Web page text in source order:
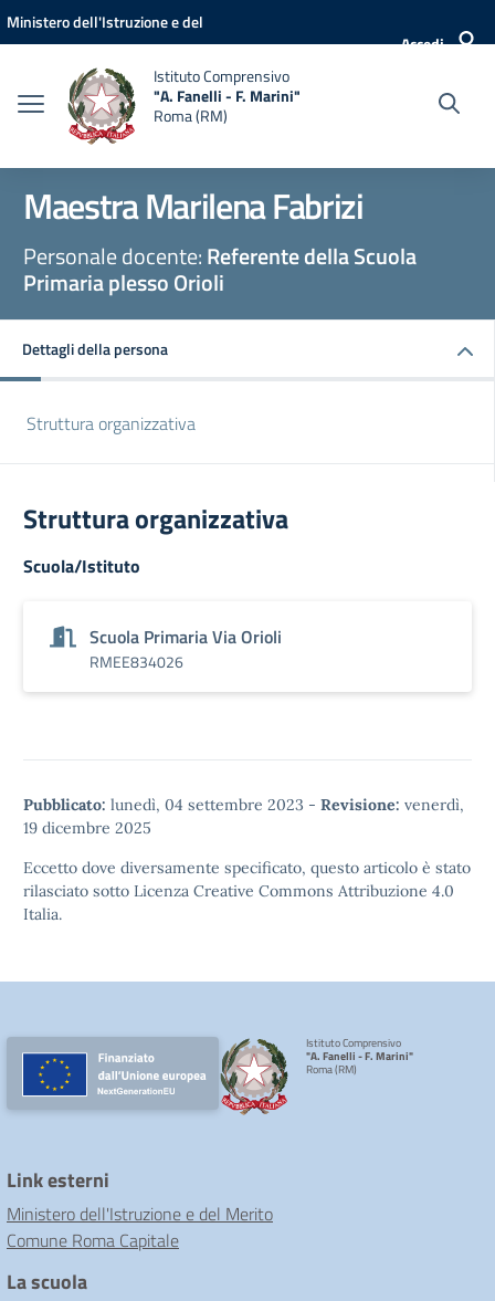
Vai ai contenuti
Vai al menu di navigazione
Vai al footer
Ministero dell'Istruzione e del
Accedi
Istituto Comprensivo
"A. Fanelli - F. Marini"
Roma (RM)
Maestra Marilena Fabrizi
Personale docente:Referente della Scuola
Primaria plesso Orioli
Dettagli della persona
Struttura organizzativa
Struttura organizzativa
Scuola/Istituto
Scuola Primaria Via Orioli
RMEE834026
Pubblicato: lunedì, 04 settembre 2023 - Revisione: venerdì,
19 dicembre 2025
Eccetto dove diversamente specificato, questo articolo è stato
rilasciato sotto Licenza Creative Commons Attribuzione 4.0
Italia.
Istituto Comprensivo
"A. Fanelli - F. Marini"
Roma (RM)
Link esterni
Ministero dell'Istruzione e del Merito
Comune Roma Capitale
La scuola